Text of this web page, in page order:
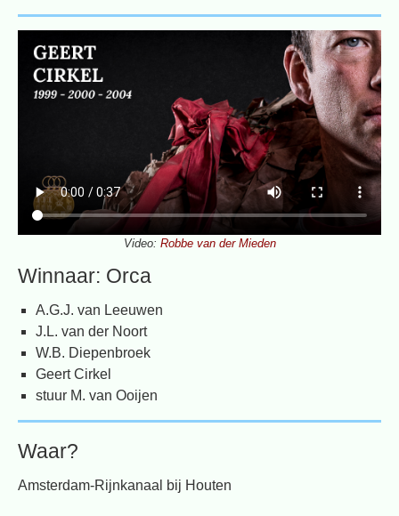
Video: Robbe van der Mieden
Winnaar: Orca
A.G.J. van Leeuwen
J.L. van der Noort
W.B. Diepenbroek
Geert Cirkel
stuur M. van Ooijen
Waar?
Amsterdam-Rijnkanaal bij Houten